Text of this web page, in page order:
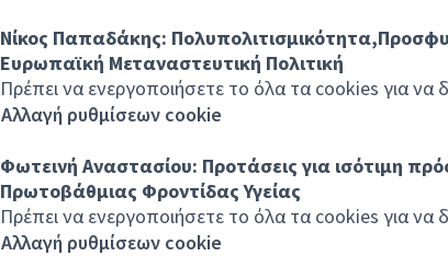
Νίκος Παπαδάκης:
Ευρωπαϊκή Μεταναστευτική Πολιτική
Πρέπει να ενεργοποιήσετε το όλα τα cookies για να
Αλλαγή ρυθμίσεων cookie
Φωτεινή Αναστασίου: Προτάσεις για ισότιμη
Πρωτοβάθμιας Φροντίδας Υγείας
Πρέπει να ενεργοποιήσετε το όλα τα cookies για να
Αλλαγή ρυθμίσεων cookie